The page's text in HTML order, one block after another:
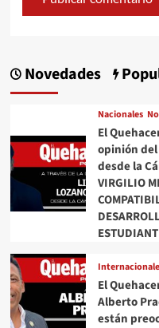
Novedades
Nacionales
El
opinión del
desde la
VIRGILIO
El
Alberto
están